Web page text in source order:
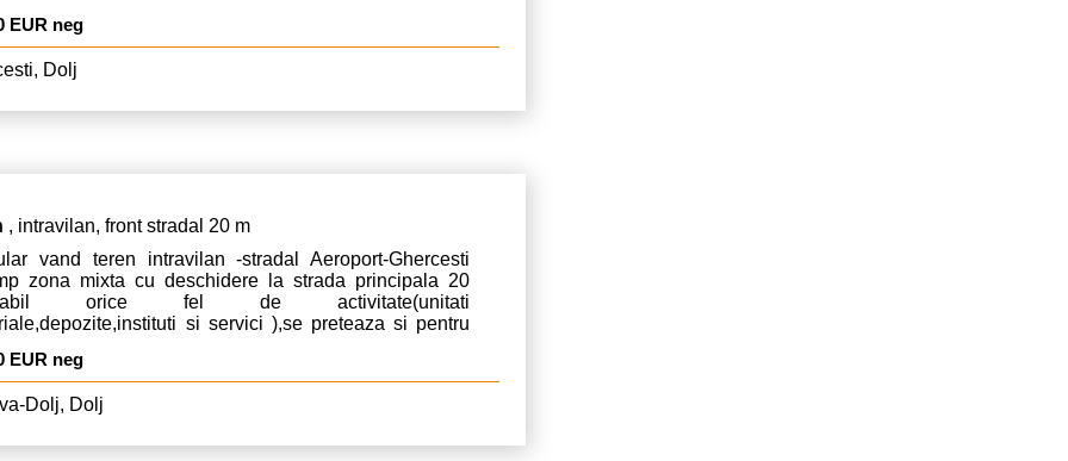
EUR neg
Dolj
, intravilan, front stradal 20 m
vand teren intravilan -stradal Aeroport-Ghercesti
zona mixta cu deschidere la strada principala 20
orice fel de activitate(unitati
si servici ),se preteaza si pentru
cu certificat de urbanism,pret. 80 Euro/ mp , pentru
60.000 Euro negociabil.
EUR neg
Dolj, Dolj